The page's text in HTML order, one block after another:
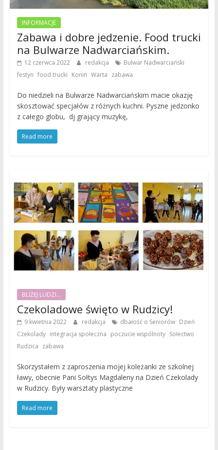
INFORMACJE
Zabawa i dobre jedzenie. Food trucki
na Bulwarze Nadwarciańskim.
12 czerwca 2022 redakcja Bulwar Nadwarciański
festyn food trucki Konin Warta zabawa
Do niedzieli na Bulwarze Nadwarciańskim macie okazję
skosztować specjałów z różnych kuchni. Pyszne jedzonko
z całego globu, dj grający muzykę,
Read more
BLIŻEJ LUDZI...
Czekoladowe święto w Rudzicy!
9 kwietnia 2022 redakcja dbałość o Seniorów, Dzień
Czekolady, integracja społeczna poczucie wspólnoty, Sołectwo
Rudzica zabawa
Skorzystałem z zaproszenia mojej koleżanki ze szkolnej
ławy, obecnie Pani Sołtys Magdaleny na Dzień Czekolady
w Rudzicy. Były warsztaty plastyczne
Read more